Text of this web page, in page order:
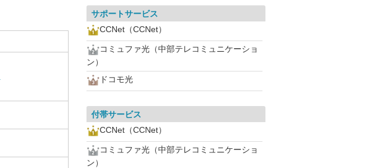
サポートサービス
CCNet（CCNet）
コミュファ光（中部テレコミュニケーショ
ン）
ドコモ光
付帯サービス
CCNet（CCNet）
コミュファ光（中部テレコミュニケーショ
ン）